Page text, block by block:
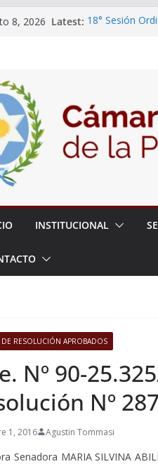
8, 2026 Latest: 18° Sesión
Expte. Nº 90-
de Protección
INSTITUCIONAL
DE RESOLUCIÓN APROBADOS
Nº 90-
Nº
1, 2016 Agustin Tommasi
Senadora MARIA SILVINA